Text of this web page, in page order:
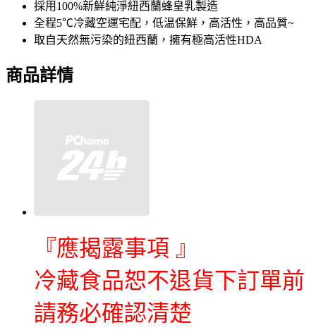
採用100%新鮮純淨紐西蘭蜂皇乳製造
全程5℃冷藏空運宅配，低温保鮮，高活性，高品質~
取自天然無污染的紐西蘭，擁有極高活性HDA
商品詳情
『應揭露事項 』
冷藏食品恕不退貨下訂單前
請務必確認清楚